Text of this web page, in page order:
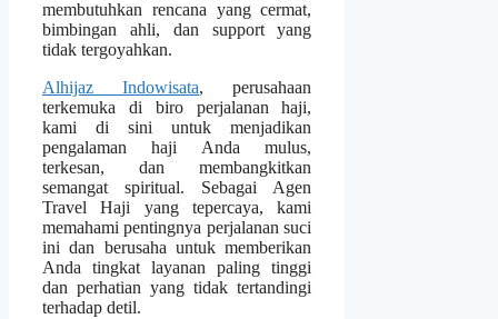
membutuhkan rencana yang cermat,
bimbingan ahli, dan support yang
tidak tergoyahkan.
Alhijaz Indowisata, perusahaan
terkemuka di biro perjalanan haji,
kami di sini untuk menjadikan
pengalaman haji Anda mulus,
terkesan, dan membangkitkan
semangat spiritual. Sebagai Agen
Travel Haji yang tepercaya, kami
memahami pentingnya perjalanan suci
ini dan berusaha untuk memberikan
Anda tingkat layanan paling tinggi
dan perhatian yang tidak tertandingi
terhadap detil.